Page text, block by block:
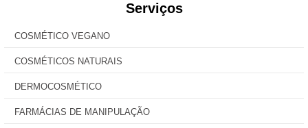
Serviços
COSMÉTICO VEGANO
COSMÉTICOS NATURAIS
DERMOCOSMÉTICO
FARMÁCIAS DE MANIPULAÇÃO